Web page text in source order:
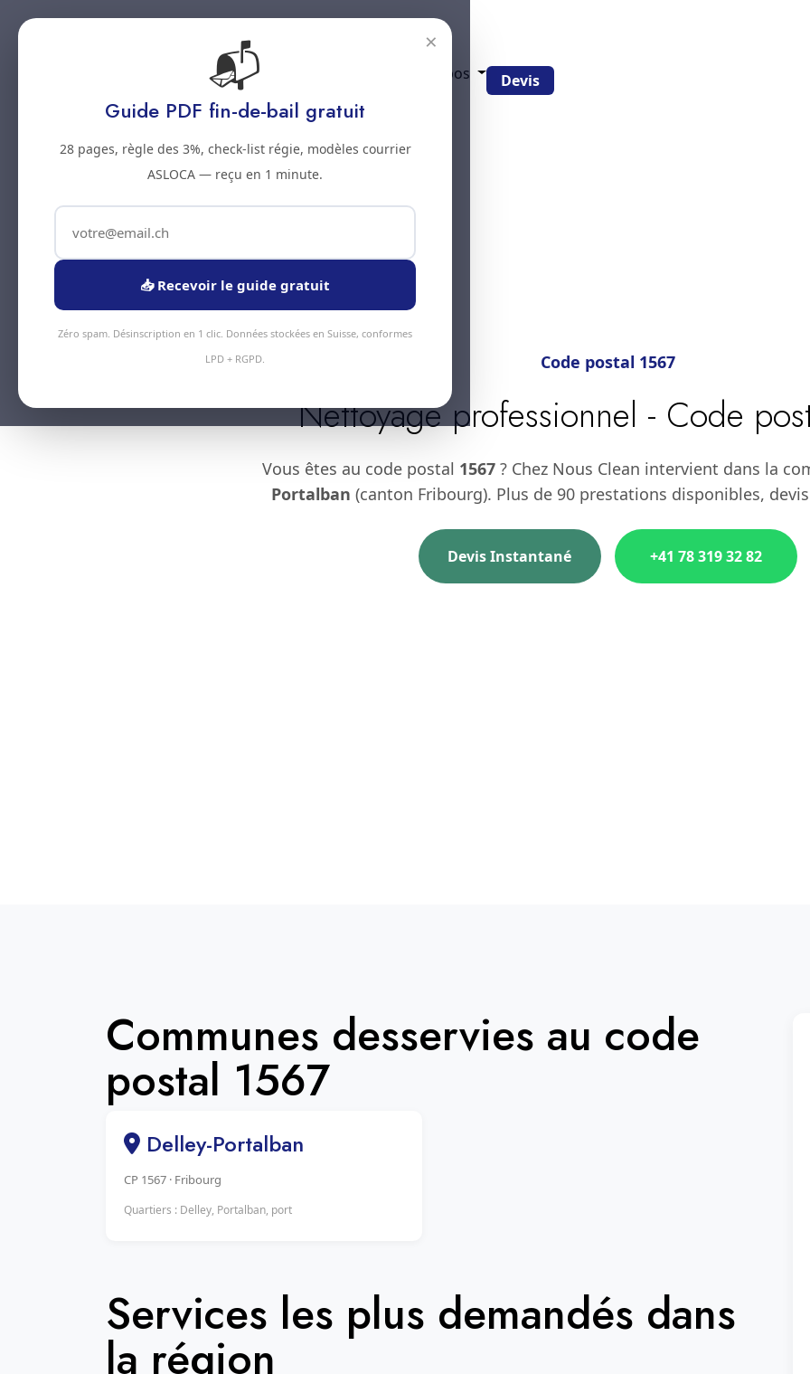
Prestations À propos Devis
Code postal 1567
Nettoyage professionnel - Code
Vous êtes au code postal 1567 ? Chez Nous Clean intervient dans la
Portalban (canton Fribourg). Plus de 90 prestations disponibles,
Devis Instantané +41 78 319 32 82
Communes desservies au code
postal 1567
Delley-Portalban
CP 1567 · Fribourg
Quartiers : Delley, Portalban, port
Services les plus demandés dans
la région
×
📬
Guide PDF fin-de-bail gratuit
28 pages, règle des 3%, check-list régie, modèles courrier
ASLOCA — reçu en 1 minute.
📥 Recevoir le guide gratuit
Zéro spam. Désinscription en 1 clic. Données stockées en Suisse, conformes
LPD + RGPD.